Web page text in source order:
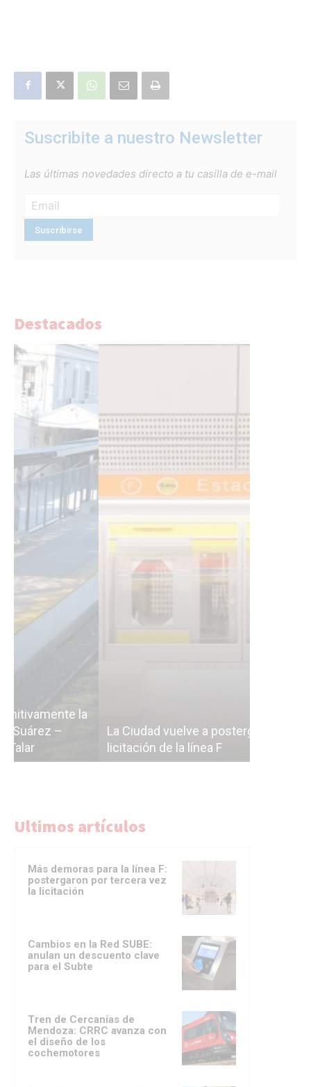
Suscribite a nuestro Newsletter
Las últimas novedades directo a tu casilla de e-mail
Destacados
La Ciudad vuelve a postergar la
licitación de la línea F
Ultimos artículos
Más demoras para la línea F:
postergaron por tercera vez
la licitación
Cambios en la Red SUBE:
anulan un descuento clave
para el Subte
Tren de Cercanías de
Mendoza: CRRC avanza con
el diseño de los
cochemotores